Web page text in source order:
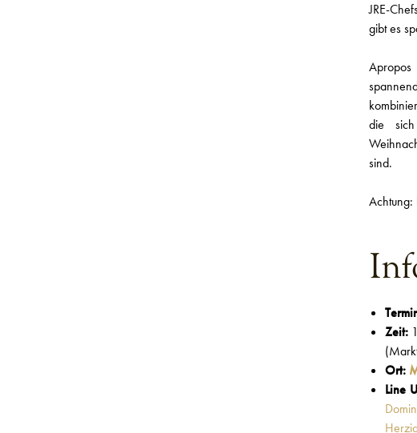
JRE-
gibt es
Apropos
die
sind.
Achtung:
Zeit:
Ort:
Line